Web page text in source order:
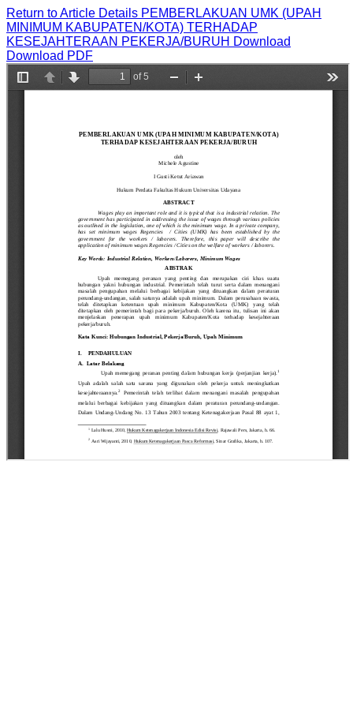
Return to Article Details PEMBERLAKUAN UMK (UPAH
MINIMUM KABUPATEN/KOTA) TERHADAP
KESEJAHTERAAN PEKERJA/BURUH Download
Download PDF